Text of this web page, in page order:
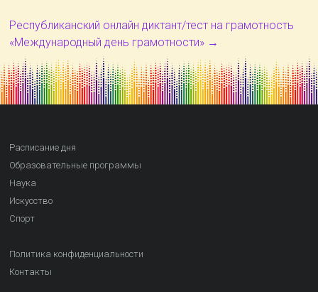
Республиканский онлайн диктант/тест на грамотность
«Международный день грамотности» →
Расписание дня
Образовательные программы
Наука
Искусство
Спорт
Политика конфиденциальности
Контакты